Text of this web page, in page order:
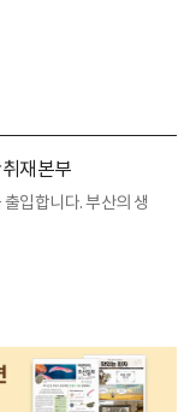
재본부
입합니다. 부산의 생